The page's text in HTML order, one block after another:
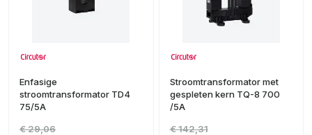
Enfasige
stroomtransformator TD4
75/5A
€ 29,06
Stroomtransformator met
gespleten kern TQ-8 700
/5A
€ 142,31